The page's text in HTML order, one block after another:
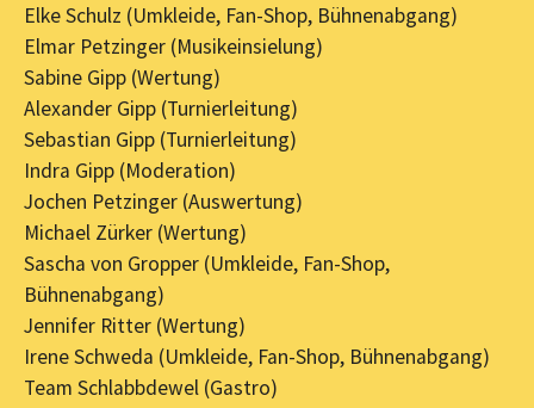
Elke Schulz (Umkleide, Fan-Shop, Bühnenabgang)
Elmar Petzinger (Musikeinsielung)
Sabine Gipp (Wertung)
Alexander Gipp (Turnierleitung)
Sebastian Gipp (Turnierleitung)
Indra Gipp (Moderation)
Jochen Petzinger (Auswertung)
Michael Zürker (Wertung)
Sascha von Gropper (Umkleide, Fan-Shop,
Bühnenabgang)
Jennifer Ritter (Wertung)
Irene Schweda (Umkleide, Fan-Shop, Bühnenabgang)
Team Schlabbdewel (Gastro)